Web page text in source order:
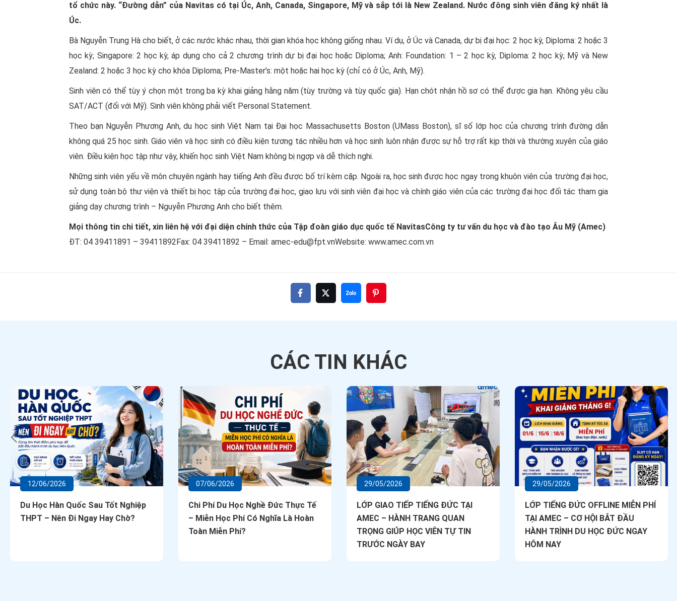
tổ chức này. “Đường dẫn” của Navitas có tại Úc, Anh, Canada, Singapore, Mỹ và sắp tới là New Zealand. Nước đông sinh viên đăng ký nhất là
Úc.
Bà Nguyễn Trung Hà cho biết, ở các nước khác nhau, thời gian khóa học không giống nhau. Ví dụ, ở Úc và Canada, dự bị đại học: 2 học kỳ, Diploma: 2 hoặc 3
học kỳ; Singapore: 2 học kỳ, áp dụng cho cả 2 chương trình dự bị đại học hoặc Diploma; Anh: Foundation: 1 – 2 học kỳ, Diploma: 2 học kỳ; Mỹ và New
Zealand: 2 hoặc 3 học kỳ cho khóa Diploma; Pre-Master’s: một hoặc hai học kỳ (chỉ có ở Úc, Anh, Mỹ).
Sinh viên có thể tùy ý chọn một trong ba kỳ khai giảng hằng năm (tùy trường và tùy quốc gia). Hạn chót nhận hồ sơ có thể được gia hạn. Không yêu cầu
SAT/ACT (đối với Mỹ). Sinh viên không phải viết Personal Statement.
Theo bạn Nguyễn Phương Anh, du học sinh Việt Nam tại Đại học Massachusetts Boston (UMass Boston), sĩ số lớp học của chương trình đường dẫn
không quá 25 học sinh. Giáo viên và học sinh có điều kiện tương tác nhiều hơn và học sinh luôn nhận được sự hỗ trợ rất kịp thời và thường xuyên của giáo
viên. Điều kiện học tập như vậy, khiến học sinh Việt Nam không bị ngợp và dễ thích nghi.
Những sinh viên yếu về môn chuyên ngành hay tiếng Anh đều được bố trí kèm cặp. Ngoài ra, học sinh được học ngay trong khuôn viên của trường đại học,
sử dụng toàn bộ thư viện và thiết bị học tập của trường đại học, giao lưu với sinh viên đại học và chính giáo viên của các trường đại học đối tác tham gia
giảng dạy chương trình – Nguyễn Phương Anh cho biết thêm.
Mọi thông tin chi tiết, xin liên hệ với đại diện chính thức của Tập đoàn giáo dục quốc tế NavitasCông ty tư vấn du học và đào tạo Âu Mỹ (Amec)
ĐT: 04 39411891 – 39411892Fax: 04 39411892 – Email: amec-edu@fpt.vnWebsite: www.amec.com.vn
CÁC TIN KHÁC
12/06/2026
Du Học Hàn Quốc Sau Tốt Nghiệp
THPT – Nên Đi Ngay Hay Chờ?
07/06/2026
Chi Phí Du Học Nghề Đức Thực Tế
– Miễn Học Phí Có Nghĩa Là Hoàn
Toàn Miễn Phí?
29/05/2026
LỚP GIAO TIẾP TIẾNG ĐỨC TẠI
AMEC – HÀNH TRANG QUAN
TRỌNG GIÚP HỌC VIÊN TỰ TIN
TRƯỚC NGÀY BAY
29/05/2026
LỚP TIẾNG ĐỨC OFFLINE MIỄN PHÍ
TẠI AMEC – CƠ HỘI BẮT ĐẦU
HÀNH TRÌNH DU HỌC ĐỨC NGAY
HÔM NAY